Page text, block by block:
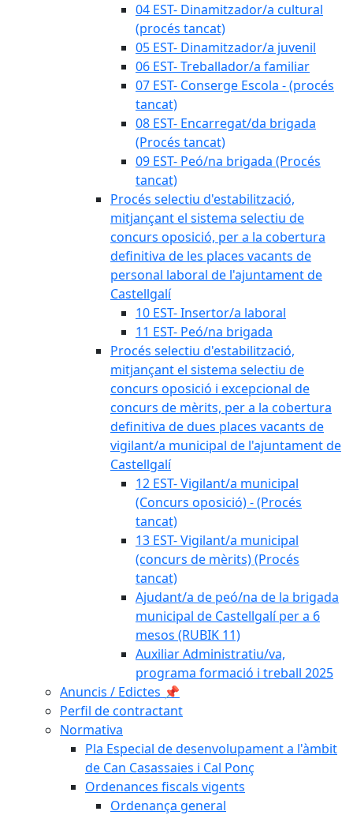
04 EST- Dinamitzador/a cultural
(procés tancat)
05 EST- Dinamitzador/a juvenil
06 EST- Treballador/a familiar
07 EST- Conserge Escola - (procés
tancat)
08 EST- Encarregat/da brigada
(Procés tancat)
09 EST- Peó/na brigada (Procés
tancat)
Procés selectiu d'estabilització,
mitjançant el sistema selectiu de
concurs oposició, per a la cobertura
definitiva de les places vacants de
personal laboral de l'ajuntament de
Castellgalí
10 EST- Insertor/a laboral
11 EST- Peó/na brigada
Procés selectiu d'estabilització,
mitjançant el sistema selectiu de
concurs oposició i excepcional de
concurs de mèrits, per a la cobertura
definitiva de dues places vacants de
vigilant/a municipal de l'ajuntament de
Castellgalí
12 EST- Vigilant/a municipal
(Concurs oposició) - (Procés
tancat)
13 EST- Vigilant/a municipal
(concurs de mèrits) (Procés
tancat)
Ajudant/a de peó/na de la brigada
municipal de Castellgalí per a 6
mesos (RUBIK 11)
Auxiliar Administratiu/va,
programa formació i treball 2025
Anuncis / Edictes 📌
Perfil de contractant
Normativa
Pla Especial de desenvolupament a l'àmbit
de Can Casassaies i Cal Ponç
Ordenances fiscals vigents
Ordenança general